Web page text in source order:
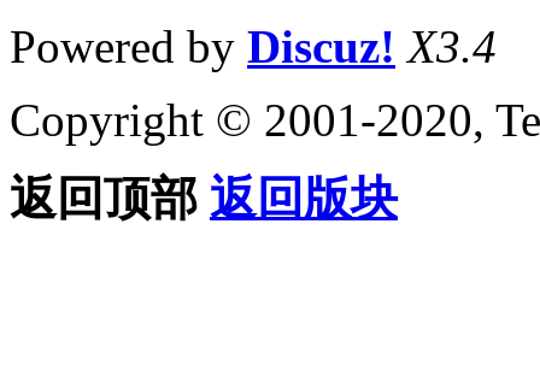
Powered by Discuz! X3.4
Copyright © 2001-2020,
返回顶部 返回版块